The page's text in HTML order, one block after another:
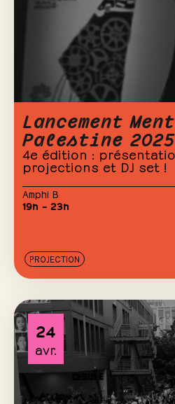
Lancement
Palestine 2025
4e édition :
projections et DJ set !
Amphi B
19h – 23h
PROJECTION
24
avr.